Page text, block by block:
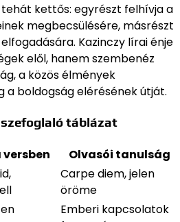
kettős: egyrészt felhívja a
megbecsülésére, másrészt
Kazinczy lírai énje
elől, hanem szembenéz
a közös élmények
a boldogság elérésének útját.
táblázat
versben
Olvasói tanulság
Carpe diem, jelen
öröme
Emberi kapcsolatok